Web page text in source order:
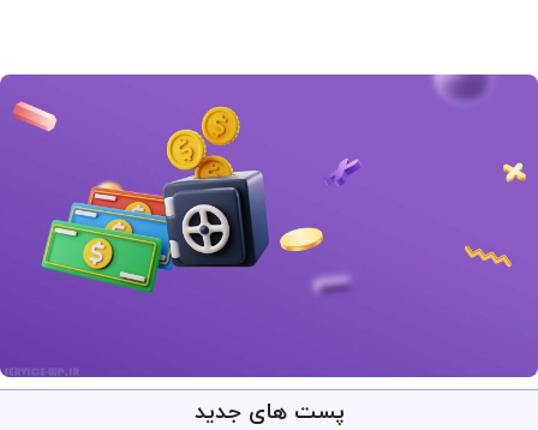
پست های جدید